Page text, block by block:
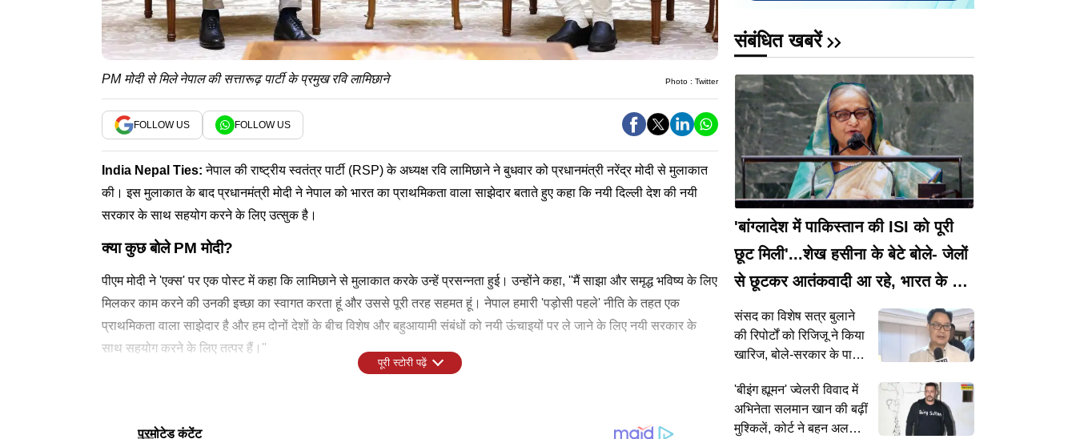
PM मोदी से मिले नेपाल की सत्तारूढ़ पार्टी के प्रमुख रवि लामिछाने Photo : Twitter
FOLLOW US FOLLOW US
India Nepal Ties:नेपाल की राष्ट्रीय स्वतंत्र पार्टी (RSP) के अध्यक्ष रवि लामिछाने ने बुधवार को प्रधानमंत्री नरेंद्र मोदी से मुलाकात
की। इस मुलाकात के बाद प्रधानमंत्री मोदी ने नेपाल को भारत का प्राथमिकता वाला साझेदार बताते हुए कहा कि नयी दिल्ली देश की नयी
सरकार के साथ सहयोग करने के लिए उत्सुक है।
क्या कुछ बोले PM मोदी?
पीएम मोदी ने 'एक्स' पर एक पोस्ट में कहा कि लामिछाने से मुलाकात करके उन्हें प्रसन्नता हुई। उन्होंने कहा, ''मैं साझा और समृद्ध भविष्य के लिए
मिलकर काम करने की उनकी इच्छा का स्वागत करता हूं और उससे पूरी तरह सहमत हूं। नेपाल हमारी 'पड़ोसी पहले' नीति के तहत एक
प्राथमिकता वाला साझेदार है और हम दोनों देशों के बीच विशेष और बहुआयामी संबंधों को नयी ऊंचाइयों पर ले जाने के लिए नयी सरकार के
साथ सहयोग करने के लिए तत्पर हैं।''
लागि मिलेर काम गर्ने वहाँको चाहनालाई म स्वागत गर्दछु र त्यसमा पूर्ण रुपमा सहमत छु ।
की यात्रा पर है। यह प्रतिनिधिमंडल सोमवार दोपहर नयी दिल्ली पहुंचा था।
'सार्थक चर्चा' हुई। नवीन ने यह टिप्पणी आरएसपी अध्यक्ष रवि लामिछाने के नेतृत्व में आए प्रतिनिधिमंडल के साथ मंगलवार को भाजपा के
के अध्यक्ष रवि लामिछाने और उनके साथ आए प्रतिनिधिमंडल का भाजपा मुख्यालय में स्वागत करना और उनसे बातचीत करना मेरे लिए खुशी की
लेटेस्ट न्यूज
पूरी स्टोरी पढ़ें
संबंधित खबरें
'बांग्लादेश में पाकिस्तान की ISI को पूरी
छूट मिली'...शेख हसीना के बेटे बोले- जेलों
से छूटकर आतंकवादी आ रहे, भारत के लिए
खतरा!
संसद का विशेष सत्र बुलाने
की रिपोर्टों को रिजिजू ने किया
खारिज, बोले-सरकार के पास
'बीइंग ह्यूमन' ज्वेलरी विवाद में
अभिनेता सलमान खान की बढ़ीं
मुश्किलें, कोर्ट ने बहन अलवीरा